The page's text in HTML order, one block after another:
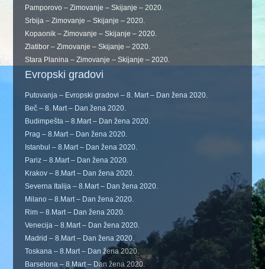
Pamporovo – Zimovanje – Skijanje – 2020.
Srbija – Zimovanje – Skijanje – 2020.
Kopaonik – Zimovanje – Skijanje – 2020.
Zlatibor – Zimovanje – Skijanje – 2020.
Stara Planina – Zimovanje – Skijanje – 2020.
Evropski gradovi
Putovanja – Evropski gradovi – 8. Mart – Dan žena 2020.
Beč – 8. Mart – Dan žena 2020.
Budimpešta – 8.Mart – Dan žena 2020.
Prag – 8.Mart – Dan žena 2020.
Istanbul – 8.Mart – Dan žena 2020.
Pariz – 8.Mart – Dan žena 2020.
Krakov – 8.Mart – Dan žena 2020.
Severna Italija – 8.Mart – Dan žena 2020.
Milano – 8.Mart – Dan žena 2020.
Rim – 8.Mart – Dan žena 2020.
Venecija – 8.Mart – Dan žena 2020.
Madrid – 8.Mart – Dan žena 2020.
Toskana – 8.Mart – Dan žena 2020.
Barselona – 8.Mart – Dan žena 2020.